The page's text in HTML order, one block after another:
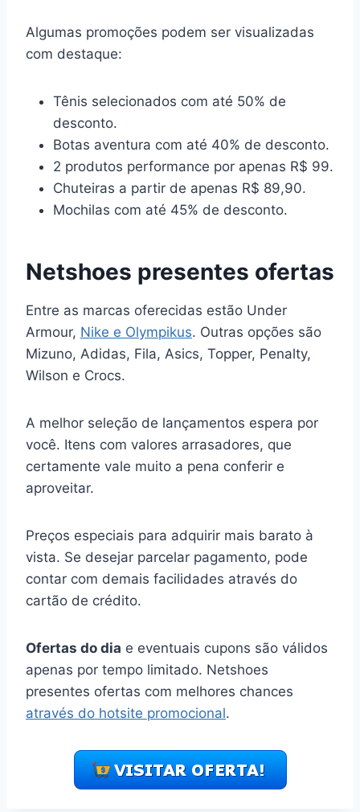
Algumas promoções podem ser visualizadas
com destaque:
Tênis selecionados com até 50% de
desconto.
Botas aventura com até 40% de desconto.
2 produtos performance por apenas R$ 99.
Chuteiras a partir de apenas R$ 89,90.
Mochilas com até 45% de desconto.
Netshoes presentes ofertas
Entre as marcas oferecidas estão Under
Armour, Nike e Olympikus. Outras opções são
Mizuno, Adidas, Fila, Asics, Topper, Penalty,
Wilson e Crocs.
A melhor seleção de lançamentos espera por
você. Itens com valores arrasadores, que
certamente vale muito a pena conferir e
aproveitar.
Preços especiais para adquirir mais barato à
vista. Se desejar parcelar pagamento, pode
contar com demais facilidades através do
cartão de crédito.
Ofertas do dia e eventuais cupons são válidos
apenas por tempo limitado. Netshoes
presentes ofertas com melhores chances
através do hotsite promocional.